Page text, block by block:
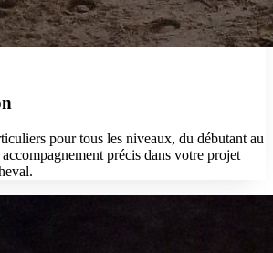
pour tous les niveaux, du débutant au
précis dans votre projet